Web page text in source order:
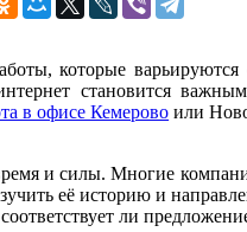
которые
становится
в офисе Кемерово или
и силы. Многие
её историю и
ли